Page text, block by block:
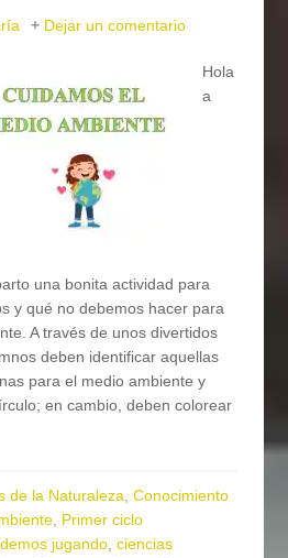
Dejar un comentario
Hola
a
una bonita actividad para
y qué no debemos hacer para
A través de unos divertidos
deben identificar aquellas
para el medio ambiente y
en cambio, deben colorear
de la Naturaleza,Conocimiento
, Primer ciclo
jugando,ciencias